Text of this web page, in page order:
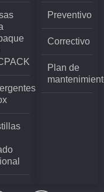
Preventivo
Correctivo
Plan de